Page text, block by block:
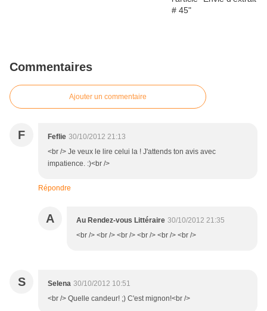
Commentaires
Ajouter un commentaire
F Feflie 30/10/2012 21:13
<br /> Je veux le lire celui la ! J'attends ton avis avec
impatience. :)<br />
Répondre
A Au Rendez-vous Littéraire 30/10/2012 21:35
<br /> <br /> <br /> <br /> <br /> <br />
S Selena 30/10/2012 10:51
<br /> Quelle candeur! ;) C'est mignon!<br />